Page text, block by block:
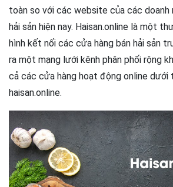
toàn so với các website của các doanh
hải sản hiện nay. Haisan.online là một
hình kết nối các cửa hàng bán hải sản
ra một mạng lưới kênh phân phối rộng
cả các cửa hàng hoạt động online dưới
haisan.online.